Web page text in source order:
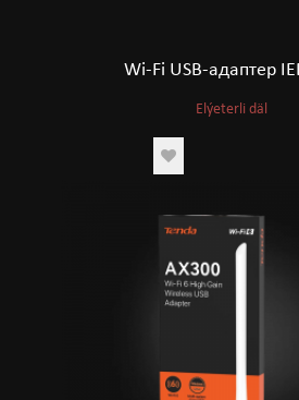
Wi-Fi USB-адаптер
Elýeterli däl